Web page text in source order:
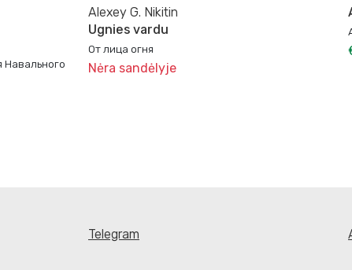
Навального
Alexey G. Nikitin
Ugnies vardu
От лица огня
Nėra sandėlyje
Telegram